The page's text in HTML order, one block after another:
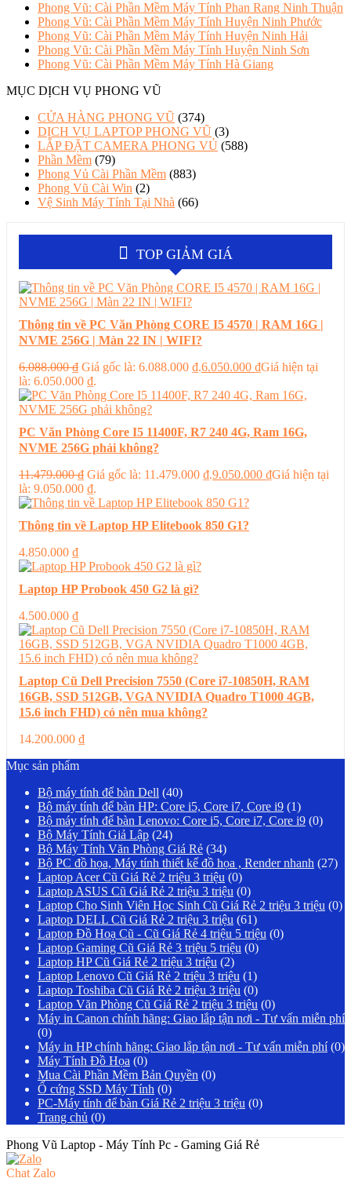
Phong Vũ: Cài Phần Mềm Máy Tính Phan Rang Ninh Thuận
Phong Vũ: Cài Phần Mềm Máy Tính Huyện Ninh Phước
Phong Vũ: Cài Phần Mềm Máy Tính Huyện Ninh Hải
Phong Vũ: Cài Phần Mềm Máy Tính Huyện Ninh Sơn
Phong Vũ: Cài Phần Mềm Máy Tính Hà Giang
MỤC DỊCH VỤ PHONG VŨ
CỬA HÀNG PHONG VŨ (374)
DỊCH VỤ LAPTOP PHONG VŨ (3)
LẮP ĐẶT CAMERA PHONG VỦ (588)
Phần Mềm (79)
Phong Vủ Cài Phần Mềm (883)
Phong Vũ Cài Win (2)
Vệ Sinh Máy Tính Tại Nhà (66)
TOP GIẢM GIÁ
Thông tin về PC Văn Phòng CORE I5 4570 | RAM 16G |
NVME 256G | Màn 22 IN | WIFI?
6.088.000₫ Giá gốc là: 6.088.000 ₫.6.050.000 ₫Giá hiện tại
là: 6.050.000 ₫.
PC Văn Phòng Core I5 11400F, R7 240 4G, Ram 16G,
NVME 256G phải không?
11.479.000₫ Giá gốc là: 11.479.000 ₫.9.050.000 ₫Giá hiện tại
là: 9.050.000 ₫.
Thông tin về Laptop HP Elitebook 850 G1?
4.850.000 ₫
Laptop HP Probook 450 G2 là gì?
4.500.000 ₫
Laptop Cũ Dell Precision 7550 (Core i7-10850H, RAM
16GB, SSD 512GB, VGA NVIDIA Quadro T1000 4GB,
15.6 inch FHD) có nên mua không?
14.200.000 ₫
Mục sản phẩm
Bộ máy tính để bàn Dell (40)
Bộ máy tính để bàn HP: Core i5, Core i7, Core i9 (1)
Bộ máy tính để bàn Lenovo: Core i5, Core i7, Core i9 (0)
Bộ Máy Tính Giả Lập (24)
Bộ Máy Tính Văn Phòng Giá Rẻ (34)
Bộ PC đồ họa, Máy tính thiết kế đồ họa , Render nhanh (27)
Laptop Acer Cũ Giá Rẻ 2 triệu 3 triệu (0)
Laptop ASUS Cũ Giá Rẻ 2 triệu 3 triệu (0)
Laptop Cho Sinh Viên Học Sinh Cũ Giá Rẻ 2 triệu 3 triệu (0)
Laptop DELL Cũ Giá Rẻ 2 triệu 3 triệu (61)
Laptop Đồ Hoạ Cũ - Cũ Giá Rẻ 4 triệu 5 triệu (0)
Laptop Gaming Cũ Giá Rẻ 3 triệu 5 triệu (0)
Laptop HP Cũ Giá Rẻ 2 triệu 3 triệu (2)
Laptop Lenovo Cũ Giá Rẻ 2 triệu 3 triệu (1)
Laptop Toshiba Cũ Giá Rẻ 2 triệu 3 triệu (0)
Laptop Văn Phòng Cũ Giá Rẻ 2 triệu 3 triệu (0)
Máy in Canon chính hãng: Giao lắp tận nơi - Tư vấn miễn phí
(0)
Máy in HP chính hãng: Giao lắp tận nơi - Tư vấn miễn phí (0)
Máy Tính Đồ Họa (0)
Mua Cài Phần Mềm Bản Quyền (0)
Ổ cứng SSD Máy Tính (0)
PC-Máy tính để bàn Giá Rẻ 2 triệu 3 triệu (0)
Trang chủ (0)
Phong Vũ Laptop - Máy Tính Pc - Gaming Giá Rẻ
Chat Zalo